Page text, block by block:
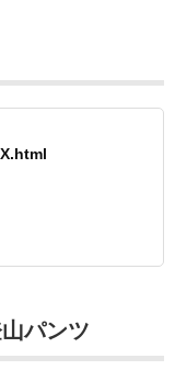
パンツ